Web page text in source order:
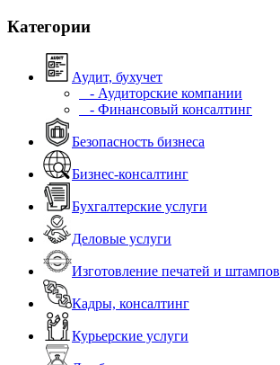
Категории
Аудит, бухучет
- Аудиторские компании
- Финансовый консалтинг
Безопасность бизнеса
Бизнес-консалтинг
Бухгалтерские услуги
Деловые услуги
Изготовление печатей и штампов
Кадры, консалтинг
Курьерские услуги